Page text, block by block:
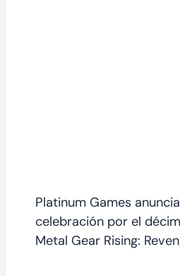
Platinum Games
celebración por el
Metal Gear Rising: